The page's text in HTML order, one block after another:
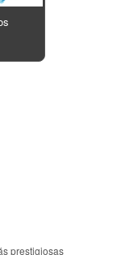
prestigiosas